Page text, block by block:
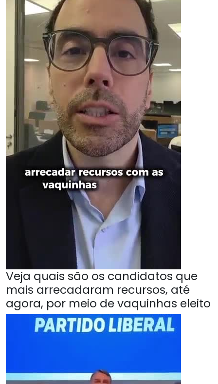
Veja quais são os candidatos que
mais arrecadaram recursos, até
agora, por meio de vaquinhas eleito